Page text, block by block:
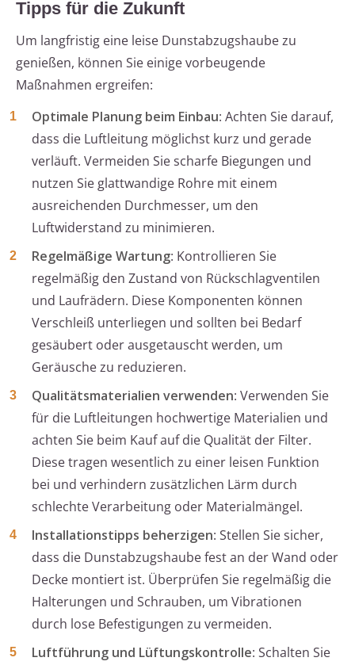
Tipps für die Zukunft
Um langfristig eine leise Dunstabzugshaube zu
genießen, können Sie einige vorbeugende
Maßnahmen ergreifen:
Optimale Planung beim Einbau: Achten Sie darauf,
dass die Luftleitung möglichst kurz und gerade
verläuft. Vermeiden Sie scharfe Biegungen und
nutzen Sie glattwandige Rohre mit einem
ausreichenden Durchmesser, um den
Luftwiderstand zu minimieren.
Regelmäßige Wartung: Kontrollieren Sie
regelmäßig den Zustand von Rückschlagventilen
und Laufrädern. Diese Komponenten können
Verschleiß unterliegen und sollten bei Bedarf
gesäubert oder ausgetauscht werden, um
Geräusche zu reduzieren.
Qualitätsmaterialien verwenden: Verwenden Sie
für die Luftleitungen hochwertige Materialien und
achten Sie beim Kauf auf die Qualität der Filter.
Diese tragen wesentlich zu einer leisen Funktion
bei und verhindern zusätzlichen Lärm durch
schlechte Verarbeitung oder Materialmängel.
Installationstipps beherzigen: Stellen Sie sicher,
dass die Dunstabzugshaube fest an der Wand oder
Decke montiert ist. Überprüfen Sie regelmäßig die
Halterungen und Schrauben, um Vibrationen
durch lose Befestigungen zu vermeiden.
Luftführung und Lüftungskontrolle: Schalten Sie